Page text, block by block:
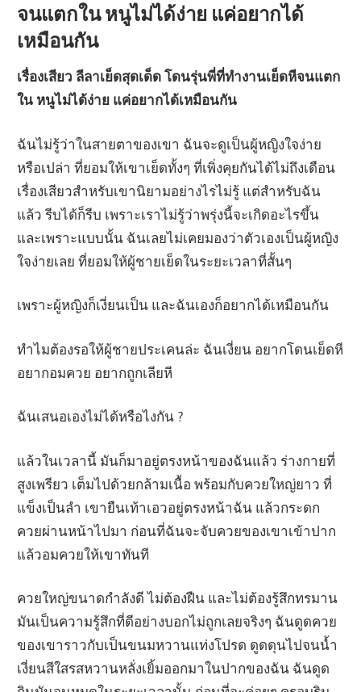
จนแตกใน หนูไม่ได้ง่าย แค่อยากได้
เหมือนกัน
เรื่องเสียว ลีลาเย็ดสุดเด็ด โดนรุ่นพี่ที่ทำงานเย็ดหีจนแตก
ใน หนูไม่ได้ง่าย แค่อยากได้เหมือนกัน
ฉันไม่รู้ว่าในสายตาของเขา ฉันจะดูเป็นผู้หญิงใจง่าย
หรือเปล่า ที่ยอมให้เขาเย็ดทั้งๆ ที่เพิ่งคุยกันได้ไม่ถึงเดือน
เรื่องเสียวสำหรับเขานิยามอย่างไรไม่รู้ แต่สำหรับฉัน
แล้ว รีบได้ก็รีบ เพราะเราไม่รู้ว่าพรุ่งนี้จะเกิดอะไรขึ้น
และเพราะแบบนั้น ฉันเลยไม่เคยมองว่าตัวเองเป็นผู้หญิง
ใจง่ายเลย ที่ยอมให้ผู้ชายเย็ดในระยะเวลาที่สั้นๆ
เพราะผู้หญิงก็เงี่ยนเป็น และฉันเองก็อยากได้เหมือนกัน
ทำไมต้องรอให้ผู้ชายประเคนล่ะ ฉันเงี่ยน อยากโดนเย็ดหี
อยากอมควย อยากถูกเลียหี
ฉันเสนอเองไม่ได้หรือไงกัน ?
แล้วในเวลานี้ มันก็มาอยู่ตรงหน้าของฉันแล้ว ร่างกายที่
สูงเพรียว เต็มไปด้วยกล้ามเนื้อ พร้อมกับควยใหญ่ยาว ที่
แข็งเป็นลำ เขายืนเท้าเอวอยู่ตรงหน้าฉัน แล้วกระดก
ควยผ่านหน้าไปมา ก่อนที่ฉันจะจับควยของเขาเข้าปาก
แล้วอมควยให้เขาทันที
ควยใหญ่ขนาดกำลังดี ไม่ต้องฝืน และไม่ต้องรู้สึกทรมาน
มันเป็นความรู้สึกที่ดีอย่างบอกไม่ถูกเลยจริงๆ ฉันดูดควย
ของเขาราวกับเป็นขนมหวานแท่งโปรด ดูดดุนไปจนน้ำ
เงี่ยนสีใสรสหวานหลั่งเยิ้มออกมาในปากของฉัน ฉันดูด